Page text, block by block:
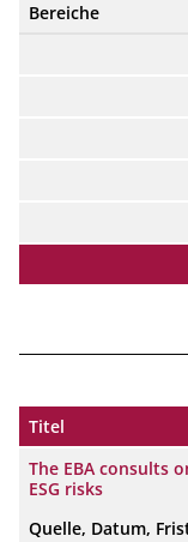
Bereiche
Titel
The EBA consults
ESG risks
Quelle, Datum,